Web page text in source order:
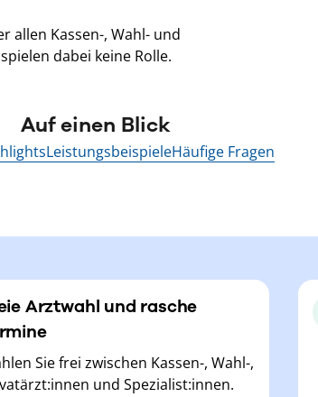
allen Kassen-, Wahl- und
dabei keine Rolle.
Auf einen Blick
LeistungsbeispieleHäufige Fragen
Arztwahl und rasche
Sie frei zwischen Kassen-, Wahl-,
und Spezialist:innen.